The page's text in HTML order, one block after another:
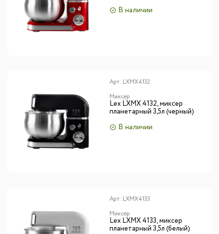
В наличии
Арт: LXMX4132
Миксер
Lex LXMX 4132, миксер
планетарный 3,5л (черный)
В наличии
Арт: LXMX4133
Миксер
Lex LXMX 4133, миксер
планетарный 3,5л (белый)